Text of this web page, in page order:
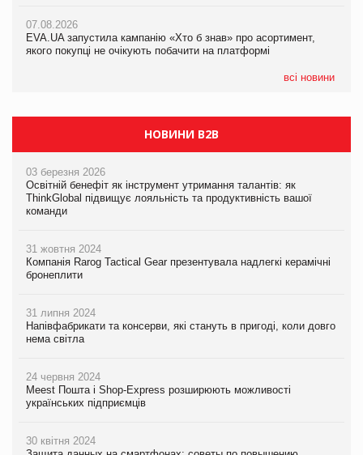
07.08.2026
EVA.UA запустила кампанію «Хто б знав» про асортимент,
якого покупці не очікують побачити на платформі
всі новини
07.08.2026
EVA.UA запустила кампанію «Хто б знав» про асортимент,
якого покупці не очікують побачити на платформі
НОВИНИ B2B
03 березня 2026
Освітній бенефіт як інструмент утримання талантів: як
ThinkGlobal підвищує лояльність та продуктивність вашої
команди
31 жовтня 2024
Компанія Rarog Tactical Gear презентувала надлегкі керамічні
бронеплити
31 липня 2024
Напівфабрикати та консерви, які стануть в пригоді, коли довго
нема світла
24 червня 2024
Meest Пошта і Shop-Express розширюють можливості
українських підприємців
30 квітня 2024